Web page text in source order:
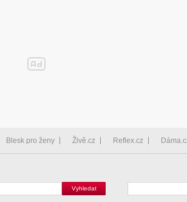
Blesk pro ženy Živě.cz Reflex.cz